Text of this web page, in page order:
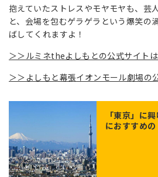
抱えていたストレスやモヤモヤも、芸
と、会場を包むゲラゲラという爆笑の
ばしてくれますよ！
＞＞ルミネtheよしもとの公式サイト
＞＞よしもと幕張イオンモール劇場の
「東京」に
におすすめ